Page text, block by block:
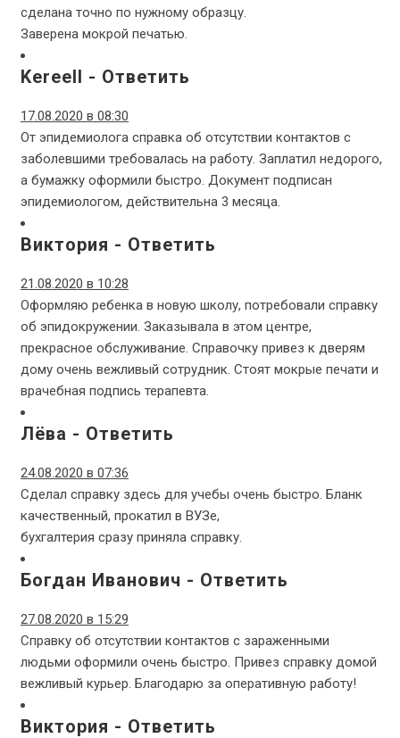
сделана точно по нужному образцу.
Заверена мокрой печатью.
Kereell - Ответить
17.08.2020 в 08:30
От эпидемиолога справка об отсутствии контактов с
заболевшими требовалась на работу. Заплатил недорого,
а бумажку оформили быстро. Документ подписан
эпидемиологом, действительна 3 месяца.
Виктория - Ответить
21.08.2020 в 10:28
Оформляю ребенка в новую школу, потребовали справку
об эпидокружении. Заказывала в этом центре,
прекрасное обслуживание. Справочку привез к дверям
дому очень вежливый сотрудник. Стоят мокрые печати и
врачебная подпись терапевта.
Лёва - Ответить
24.08.2020 в 07:36
Сделал справку здесь для учебы очень быстро. Бланк
качественный, прокатил в ВУЗе,
бухгалтерия сразу приняла справку.
Богдан Иванович - Ответить
27.08.2020 в 15:29
Справку об отсутствии контактов с зараженными
людьми оформили очень быстро. Привез справку домой
вежливый курьер. Благодарю за оперативную работу!
Виктория - Ответить